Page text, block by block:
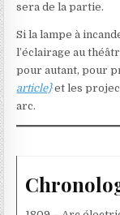
sera de la partie.
Si la lampe à
l’éclairage au
pour autant, pour
article}et les
arc.